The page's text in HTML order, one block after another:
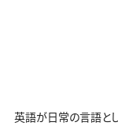
英語が日常の言語と